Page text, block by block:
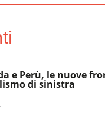
e Perù, le nuove
di sinistra